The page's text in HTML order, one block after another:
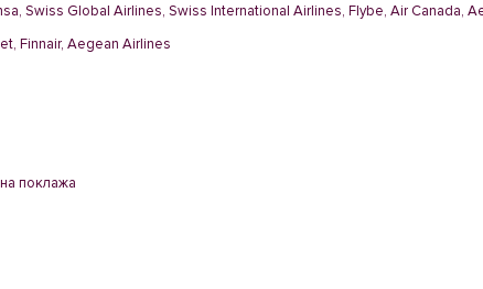
Swiss Global Airlines, Swiss International Airlines, Flybe, Air Canada,
Finnair, Aegean Airlines
поклажа